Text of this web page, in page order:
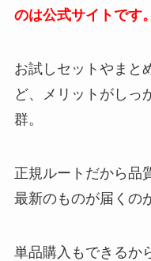
のは公式サイトです。
お試しセットやまと
ど、メリットがしっ
群。
正規ルートだから品
最新のものが届くの
単品購入もできるか